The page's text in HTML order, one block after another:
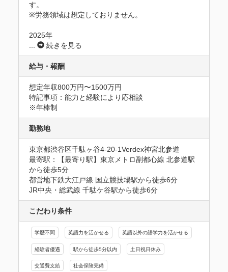
す。
※労務領域は想定しておりません。
2025年
...
続きを見る
給与・報酬
想定年収800万円〜1500万円
特記事項：能力と経験により応相談
※年棒制
勤務地
東京都渋谷区千駄ヶ谷4-20‐1Verdex神宮北参道
最寄駅：【最寄り駅】東京メトロ副都心線 北参道駅
から徒歩5分
都営地下鉄大江戸線 国立競技場駅から徒歩6分
JR中央・総武線 千駄ケ谷駅から徒歩6分
こだわり条件
学歴不問 英語力を活かせる 英語以外の語学力を活かせる
経験者優遇 駅から徒歩5分以内 土日祝日休み
交通費支給 社会保険完備